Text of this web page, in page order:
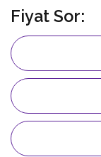
Fiyat Sor: